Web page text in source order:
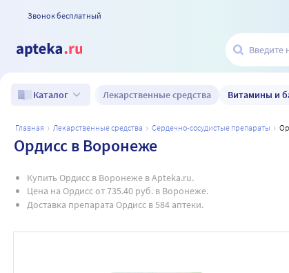
Звонок бесплатный
Каталог Лекарственные средства Витамины и
главная лекарственные средства сердечно-сосудистые препараты
Ордисс в Воронеже
Купить Ордисс в Воронеже в Apteka.ru.
Цена на Ордисс от 735.40 руб. в Воронеже.
Доставка препарата Ордисс в 584 аптеки.